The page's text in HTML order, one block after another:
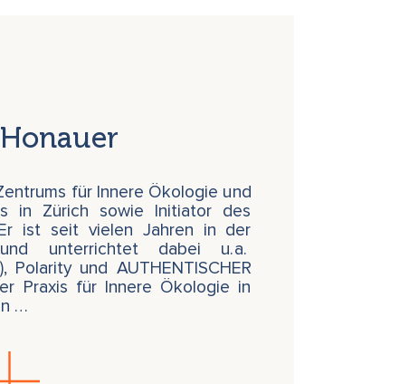
für Innere Ökologie und
in Zürich sowie Initiator des
ist seit vielen Jahren in der
und unterrichtet dabei u.a.
Polarity und AUTHENTISCHER
Praxis für Innere Ökologie in
…